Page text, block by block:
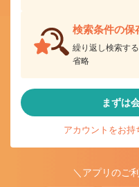
検索条件の保
繰り返し検索す
省略
まずは
アカウントをお持
＼アプリのご